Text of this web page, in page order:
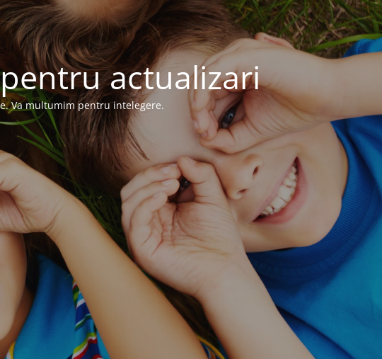
actualizari
Va multumim pentru intelegere.